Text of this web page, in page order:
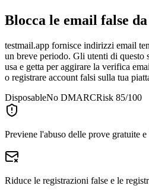
Blocca le email false da
testmail.app fornisce indirizzi email
un breve periodo. Gli utenti di questo
usa e getta per aggirare la verifica
o registrare account falsi sulla tua
DisposableNo DMARCRisk 85/100
Previene l'abuso delle prove gratuite
Riduce le registrazioni false e le